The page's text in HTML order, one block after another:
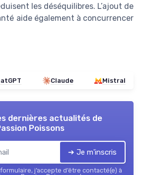
les déséquilibres. L’ajout de
aide également à concurrencer
Claude Mistral
dernières actualités de
Poissons
➔ Je m'inscris
j’accepte d’être contacté(e) à